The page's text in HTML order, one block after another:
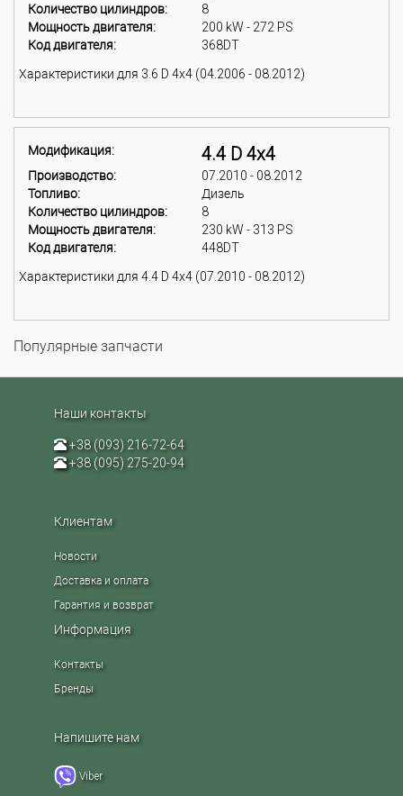
Количество цилиндров:
8
Мощность двигателя:
200 kW - 272 PS
Код двигателя:
368DT
Характеристики для 3.6 D 4x4 (04.2006 - 08.2012)
Модификация: 4.4 D 4x4
Производство:
07.2010 - 08.2012
Топливо:
Дизель
Количество цилиндров:
8
Мощность двигателя:
230 kW - 313 PS
Код двигателя:
448DT
Характеристики для 4.4 D 4x4 (07.2010 - 08.2012)
Популярные запчасти
Наши контакты
+38 (093) 216-72-64
+38 (095) 275-20-94
Клиентам
Новости
Доставка и оплата
Гарантия и возврат
Информация
Контакты
Бренды
Напишите нам
Viber